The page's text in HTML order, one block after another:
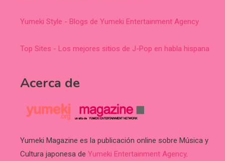
Yumeki Style - Blogs de Yumeki Entertainment Agency
Top Sites - Los mejores sitios de J-Pop en habla hispana
Acerca de
Yumeki Magazine es la publicación online sobre Música y
Cultura japonesa de Yumeki Entertainment Agency.